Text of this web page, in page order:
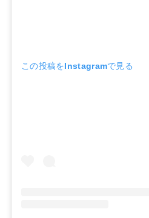
この投稿をInstagramで見る